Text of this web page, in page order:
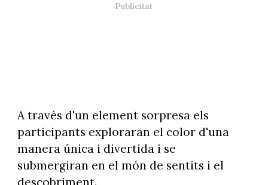
A través d'un element sorpresa els
participants exploraran el color d'una
manera única i divertida i se
submergiran en el món de sentits i el
descobriment.